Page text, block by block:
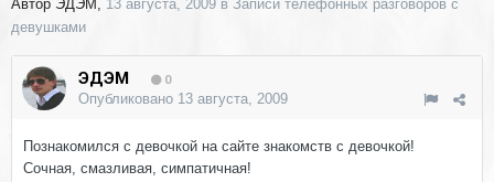
Автор ЭДЭМ , 13 августа, 2009 в Записи телефонных разговоров с
девушками
ЭДЭМ 0
Опубликовано 13 августа, 2009
Познакомился с девочкой на сайте знакомств с девочкой!
Сочная, смазливая, симпатичная!